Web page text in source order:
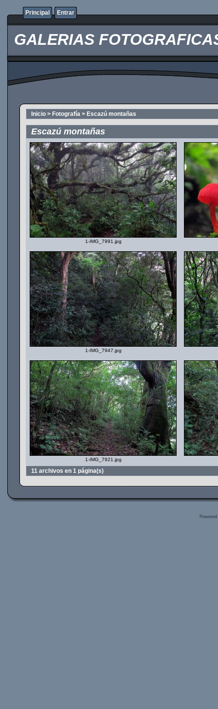
Principal Entrar
GALERIAS
Inicio > Fotografía > Escazú montañas
Escazú montañas
1-IMG_7991.jpg
1-IMG_7947.jpg
1-IMG_7921.jpg
11 archivos en 1 página(s)